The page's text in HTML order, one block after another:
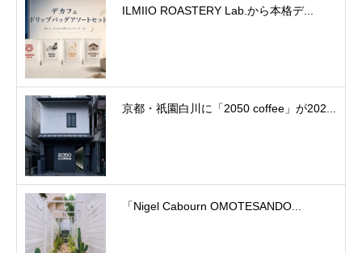
ILMIIO ROASTERY Lab.から本格デ...
京都・祇園白川に「2050 coffee」が202...
「Nigel Cabourn OMOTESANDO...